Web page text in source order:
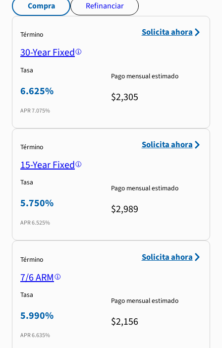
Compra Refinanciar
Término
30-Year Fixed
Tasa
6.625%
APR7.075%
Pago mensual estimado
$2,305
Solicita ahora
Término
15-Year Fixed
Tasa
5.750%
APR6.525%
Pago mensual estimado
$2,989
Solicita ahora
Término
7/6 ARM
Tasa
5.990%
APR6.635%
Pago mensual estimado
$2,156
Solicita ahora